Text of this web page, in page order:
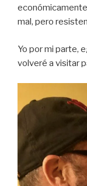
mal, pero
Yo por mi parte,
volveré a visitar